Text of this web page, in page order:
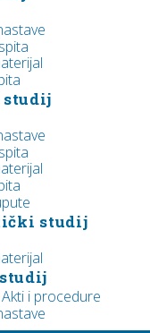
studij
i procedure